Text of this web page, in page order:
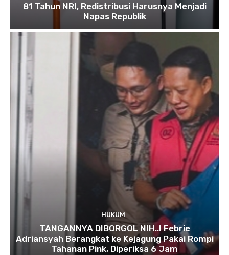
81 Tahun NRI, Redistribusi Harusnya Menjadi
Napas Republik
HUKUM
TANGANNYA DIBORGOL NIH..! Febrie
Adriansyah Berangkat ke Kejagung Pakai Rompi
Tahanan Pink, Diperiksa 6 Jam